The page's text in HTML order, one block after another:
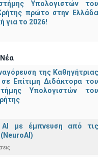
Υπολογιστών του
πρώτο στην Ελλάδα
για το 2026!
Νέα
της Καθηγήτριας
Επίτιμη Διδάκτορα του
Υπολογιστών του
με έμπνευση από τις